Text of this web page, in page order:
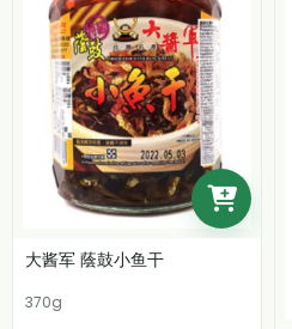
大酱军 蔭鼓小鱼干
370g